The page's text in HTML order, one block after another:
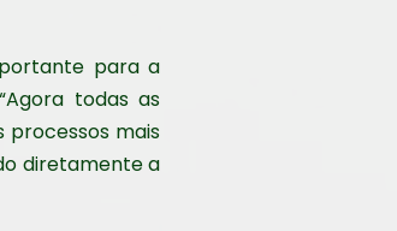
para a
todas as
processos mais
diretamente a